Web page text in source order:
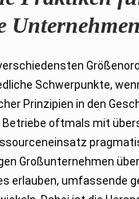
Unternehmen
Schwerpunkte,
Prinzipien in den
Betriebe oftmals mit
Großunternehmen
erlauben, umfassende